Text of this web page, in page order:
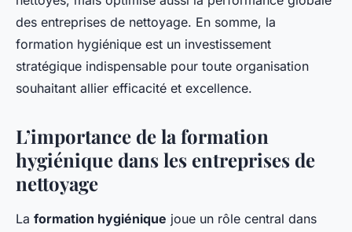
des entreprises de nettoyage. En somme, la
formation hygiénique est un investissement
stratégique indispensable pour toute organisation
souhaitant allier efficacité et excellence.
L’importance de la formation
hygiénique dans les entreprises de
nettoyage
La formation hygiénique joue un rôle central dans